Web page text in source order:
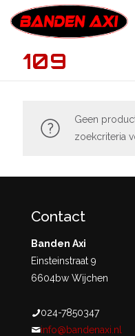
109
Geen
zoekcriteria
Contact
Banden Axi
Einsteinstraat 9
6604bw Wijchen
024-7850347
info@bandenaxi.nl